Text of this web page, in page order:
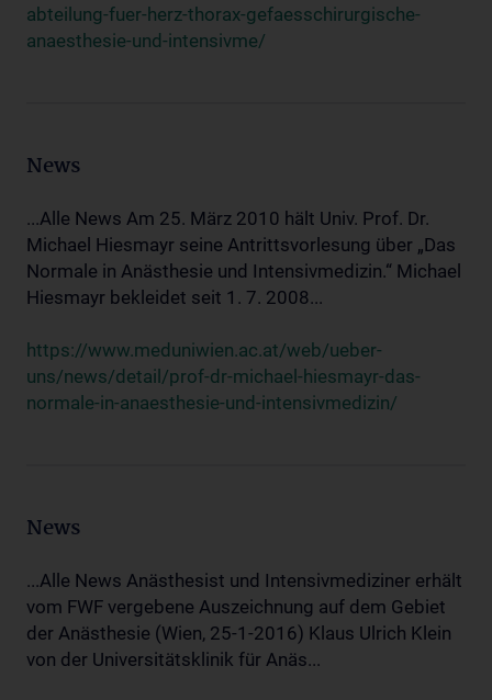
abteilung-fuer-herz-thorax-gefaesschirurgische-
anaesthesie-und-intensivme/
News
...Alle News Am 25. März 2010 hält Univ. Prof. Dr.
Michael Hiesmayr seine Antrittsvorlesung über „Das
Normale in Anästhesie und Intensivmedizin.“ Michael
Hiesmayr bekleidet seit 1. 7. 2008...
https://www.meduniwien.ac.at/web/ueber-
uns/news/detail/prof-dr-michael-hiesmayr-das-
normale-in-anaesthesie-und-intensivmedizin/
News
...Alle News Anästhesist und Intensivmediziner erhält
vom FWF vergebene Auszeichnung auf dem Gebiet
der Anästhesie (Wien, 25-1-2016) Klaus Ulrich Klein
von der Universitätsklinik für Anäs...